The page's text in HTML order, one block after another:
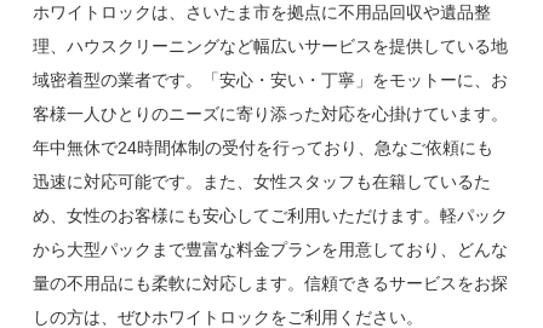
ホワイトロックは、さいたま市を拠点に不用品回収や遺品整
理、ハウスクリーニングなど幅広いサービスを提供している地
域密着型の業者です。「安心・安い・丁寧」をモットーに、お
客様一人ひとりのニーズに寄り添った対応を心掛けています。
年中無休で24時間体制の受付を行っており、急なご依頼にも
迅速に対応可能です。また、女性スタッフも在籍しているた
め、女性のお客様にも安心してご利用いただけます。軽パック
から大型パックまで豊富な料金プランを用意しており、どんな
量の不用品にも柔軟に対応します。信頼できるサービスをお探
しの方は、ぜひホワイトロックをご利用ください。